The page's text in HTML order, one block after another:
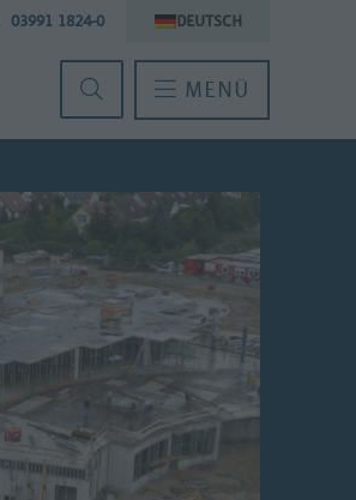
03991 1824-0 DEUTSCH
MENÜ